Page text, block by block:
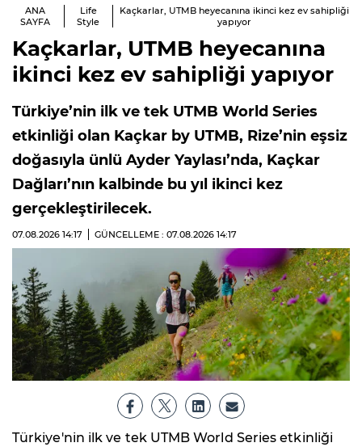
ANA
SAYFA
Life
Style
Kaçkarlar, UTMB heyecanına ikinci kez ev sahipliği
yapıyor
Kaçkarlar, UTMB heyecanına
ikinci kez ev sahipliği yapıyor
Türkiye’nin ilk ve tek UTMB World Series
etkinliği olan Kaçkar by UTMB, Rize’nin eşsiz
doğasıyla ünlü Ayder Yaylası’nda, Kaçkar
Dağları’nın kalbinde bu yıl ikinci kez
gerçekleştirilecek.
07.08.2026 14:17 GÜNCELLEME : 07.08.2026 14:17
Türkiye'nin ilk ve tek UTMB World Series etkinliği